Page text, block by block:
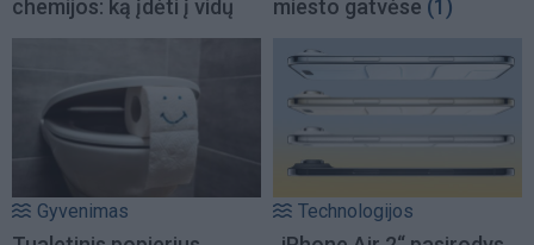
chemijos: ką įdėti į vidų miesto gatvėse (1)
Gyvenimas Technologijos